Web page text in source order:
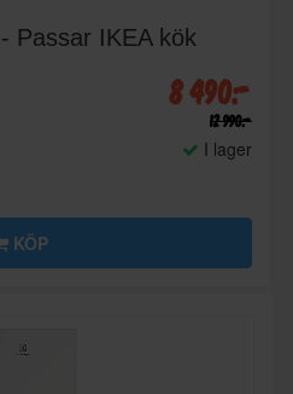
Passar IKEA kök
8 490:-
12 990:-
I lager
KÖP